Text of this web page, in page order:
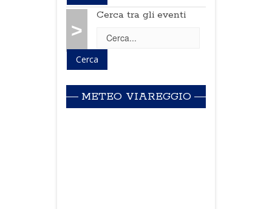
>
Cerca tra gli eventi
METEO VIAREGGIO